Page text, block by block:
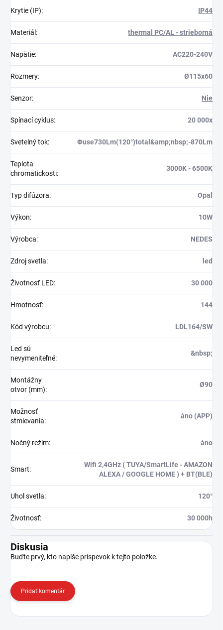
Krytie (IP): IP44
Materiál : thermal PC/AL - strieborná
Napätie: AC220-240V
Rozmery: Ø115x60
Senzor: Nie
Spínací cyklus: 20 000x
Svetelný tok: Φuse730Lm(120°)total&amp;nbsp;-870Lm
Teplota
chromatickosti:
3000K - 6500K
Typ difúzora: Opal
Výkon: 10W
Výrobca: NEDES
Zdroj svetla: led
Životnosť LED: 30 000
Hmotnosť: 144
Kód výrobcu: LDL164/SW
Led sú
nevymeniteľné:
&nbsp;
Montážny
otvor (mm):
Ø90
Možnosť
stmievania:
áno (APP)
Nočný režim: áno
Smart:
Wifi 2,4GHz ( TUYA/SmartLife - AMAZON
ALEXA / GOOGLE HOME ) + BT(BLE)
Uhol svetla: 120°
Životnosť: 30 000h
Diskusia
Buďte prvý, kto napíše príspevok k tejto položke.
Pridať komentár